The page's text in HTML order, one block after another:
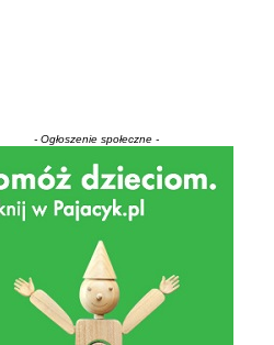
- Ogłoszenie społeczne -